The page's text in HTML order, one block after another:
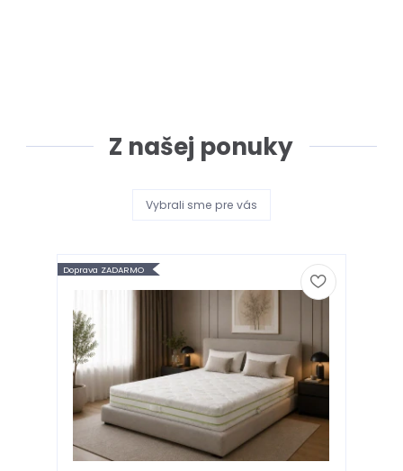
Z našej ponuky
Vybrali sme pre vás
Doprava ZADARMO